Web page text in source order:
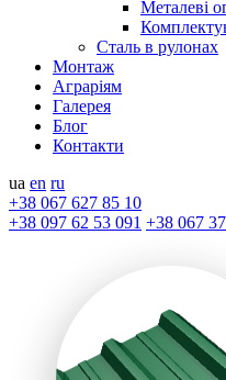
Металеві
Сталь в рулонах
Монтаж
Аграріям
Галерея
Блог
Контакти
ua en ru
+38 067 627 85 10
+38 097 62 53 091 +38 067